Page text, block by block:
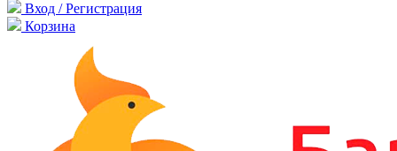
Вход / Регистрация
Корзина